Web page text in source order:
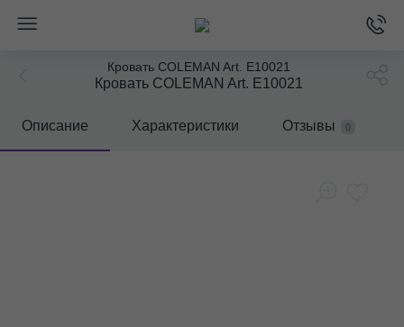
Кровать COLEMAN Art. E10021
Кровать COLEMAN Art. E10021
Описание Характеристики Отзывы 0